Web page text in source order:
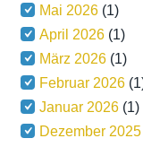
Mai 2026 (1)
April 2026 (1)
März 2026 (1)
Februar 2026
Januar 2026 (1)
Dezember 2025